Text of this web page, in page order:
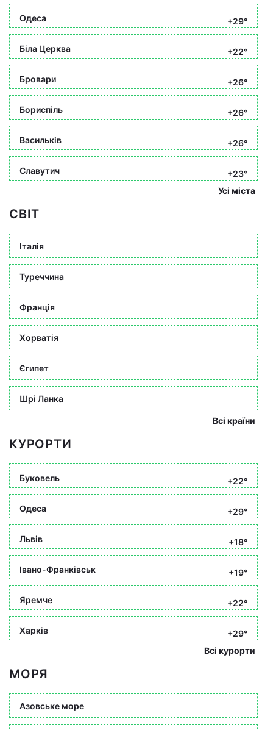
Одеса +29°
Біла Церква +22°
Бровари +26°
Бориспіль +26°
Васильків +26°
Славутич
+23°
Усі міста
СВІТ
Італія
Туреччина
Франція
Хорватія
Єгипет
Шрі Ланка
Всі країни
КУРОРТИ
Буковель +22°
Одеса +29°
Львів +18°
Івано-Франківськ +19°
Яремче +22°
Харків
+29°
Всі курорти
МОРЯ
Азовське море